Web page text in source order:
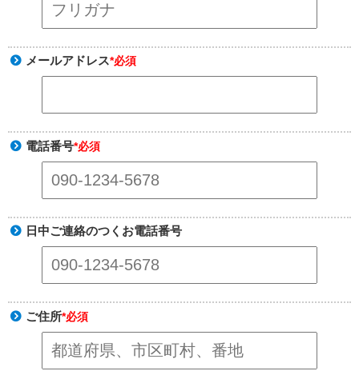
メールアドレス*必須
電話番号*必須
日中ご連絡のつくお電話番号
ご住所*必須